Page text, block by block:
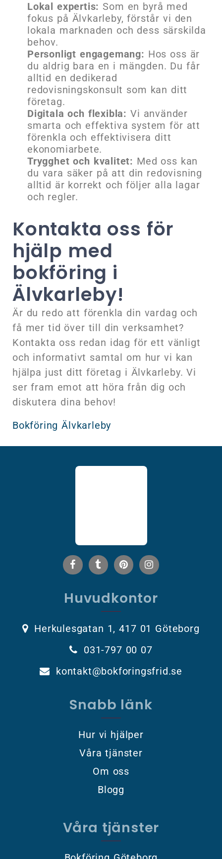
Lokal expertis: Som en byrå med
fokus på Älvkarleby, förstår vi den
lokala marknaden och dess särskilda
behov.
Personligt engagemang: Hos oss är
du aldrig bara en i mängden. Du får
alltid en dedikerad
redovisningskonsult som kan ditt
företag.
Digitala och flexibla: Vi använder
smarta och effektiva system för att
förenkla och effektivisera ditt
ekonomiarbete.
Trygghet och kvalitet: Med oss kan
du vara säker på att din redovisning
alltid är korrekt och följer alla lagar
och regler.
Kontakta oss för
hjälp med
bokföring i
Älvkarleby!
Är du redo att förenkla din vardag och
få mer tid över till din verksamhet?
Kontakta oss redan idag för ett vänligt
och informativt samtal om hur vi kan
hjälpa just ditt företag i Älvkarleby. Vi
ser fram emot att höra från dig och
diskutera dina behov!
Bokföring Älvkarleby
Huvudkontor
Herkulesgatan 1, 417 01 Göteborg
031-797 00 07
kontakt@bokforingsfrid.se
Snabb länk
Hur vi hjälper
Våra tjänster
Om oss
Blogg
Våra tjänster